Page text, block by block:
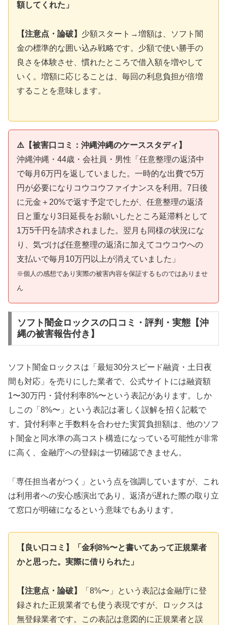
額してくれた」
【注意点・論破】 少額スタート→増額は、ソフト闇
金の標準的な囲い込み戦略です。少額で使い勝手の
良さを体験させ、慣れたところで借入額を増やして
いく。増額に応じることは、毎回の利息負担が倍増
することを意味します。
⚠️【被害口コミ：沖縄沖縄のケーススタディ】
沖縄沖縄・44歳・会社員・男性「任意整理の返済中
で毎月6万円を返していました。一時的な出費で5万
円が必要になりコウコウファイナンスを利用。7日後
に元金＋20%で返す予定でしたが、任意整理の返済
日と重なり3日延長をお願いしたところ延滞料として
1万5千円を請求されました。翌月も同様の状況にな
り、気づけば任意整理の返済に加えてコウコウへの
支払いで毎月10万円以上が消えていました」
※個人の感想であり実際の被害内容を保証するものではありませ
ん
ソフト闇金ロックスの口コミ・評判・実態【沖
縄の被害報告付き】
ソフト闇金ロックスは「最短30分スピード融資・土日夜
間も対応」を売りにした業者で、公式サイトには融資額
1〜30万円・貸付利率8%〜という表記があります。しか
しこの「8%〜」という表記は著しく誤解を招く記載で
す。貸付利率と手数料を合わせた実質負担額は、他のソフ
ト闇金と同水準の高コスト構造になっている可能性が非常
に高く、金融庁への登録は一切確認できません。
「専任担当者がつく」という点を強調していますが、これ
は利用者への安心感演出であり、返済が遅れた際の取り立
て窓口が明確になるという意味でもあります。
【良い口コミ】「金利8%〜と書いてあって正規業者
かと思った。実際に借りられた」
【注意点・論破】
「8%〜」という表記は金融庁に登
録された正規業者でも使う表現ですが、ロックスは
無登録業者です。この表記は意図的に正規業者と誤